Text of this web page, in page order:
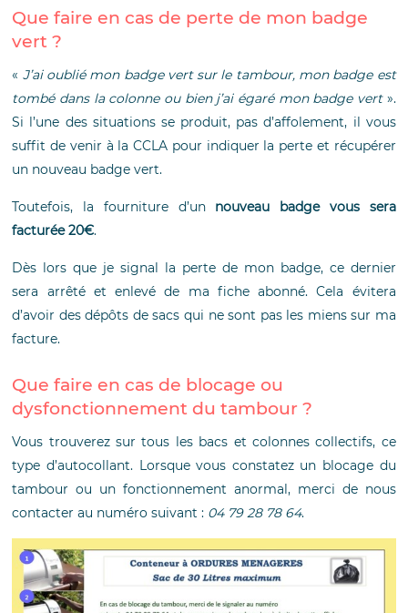
Que faire en cas de perte de mon badge
vert ?
« J’ai oublié mon badge vert sur le tambour, mon badge est
tombé dans la colonne ou bien j’ai égaré mon badge vert».
Si l’une des situations se produit, pas d’affolement, il vous
suffit de venir à la CCLA pour indiquer la perte et récupérer
un nouveau badge vert.
Toutefois, la fourniture d’un nouveau badge vous sera
facturée 20€.
Dès lors que je signal la perte de mon badge, ce dernier
sera arrêté et enlevé de ma fiche abonné. Cela évitera
d’avoir des dépôts de sacs qui ne sont pas les miens sur ma
facture.
Que faire en cas de blocage ou
dysfonctionnement du tambour ?
Vous trouverez sur tous les bacs et colonnes collectifs, ce
type d’autocollant. Lorsque vous constatez un blocage du
tambour ou un fonctionnement anormal, merci de nous
contacter au numéro suivant : 04 79 28 78 64.